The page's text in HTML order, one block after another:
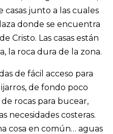
junto a las cuales
donde se encuentra
Cristo. Las casas están
la roca dura de la zona.
de fácil acceso para
de fondo poco
rocas para bucear,
necesidades costeras.
cosa en común… aguas